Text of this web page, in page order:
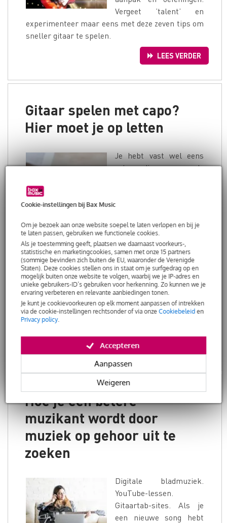
Cookie-instellingen bij Bax Music
Om je bezoek aan onze website soepel te laten verlopen en bij je
te laten passen, gebruiken we functionele cookies.
Als je toestemming geeft, plaatsen we daarnaast voorkeurs-,
statistische en marketingcookies, samen met onze 15 partners
(sommige bevinden zich buiten de EU, waaronder de Verenigde
Staten). Deze cookies stellen ons in staat om je surfgedrag op en
mogelijk buiten onze website te volgen, waarbij we je IP-adres en
unieke gebruikers-ID’s gebruiken voor herkenning. Zo kunnen we je
ervaring verbeteren en relevante aanbiedingen tonen.
Je kunt je cookievoorkeuren op elk moment aanpassen of intrekken
via de cookie-instellingen rechtsonder of via onzeCookiebeleid en
Privacy policy.
Weigeren
Aanpassen
Accepteren
Vergeet ’talent’ en
experimenteer maar eens met deze zeven tips om
sneller gitaar te spelen.
LEES VERDER
Gitaar spelen met capo?
Hier moet je op letten
Je hebt vast wel eens
zo’n ding op de
songwriter gezien. Aan
zit een metalen of kunststof strip over de snaren.
En aan de achterkant bevindt zich een soort
knijper om die strip op zijn plek te houden. We
hebben het over een capo, ook wel capodaster of
barréklem genoemd. Met dit handige accessoire
zet je een gitaar of een vergelijkbaar
snaarinstrument gemakkelijk één of meer tonen
hoger. Laten we eens kijken hoe je de capo
gebruikt.
Hoe je een betere
muzikant wordt door
muziek op gehoor uit te
zoeken
Digitale bladmuziek.
YouTube-lessen.
Gitaartab-sites. Als je
een nieuwe song hebt